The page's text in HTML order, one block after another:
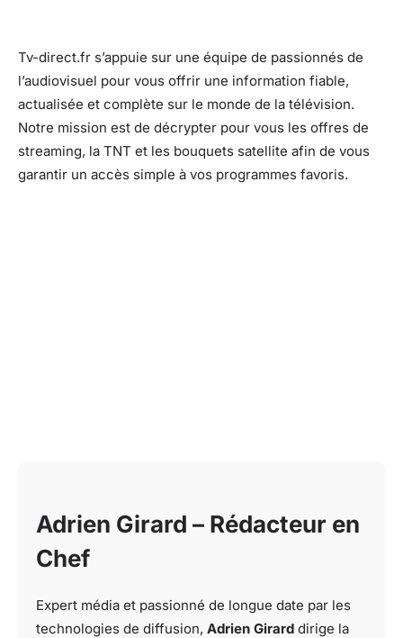
Tv-direct.fr s’appuie sur une équipe de passionnés de
l’audiovisuel pour vous offrir une information fiable,
actualisée et complète sur le monde de la télévision.
Notre mission est de décrypter pour vous les offres de
streaming, la TNT et les bouquets satellite afin de vous
garantir un accès simple à vos programmes favoris.
Adrien Girard – Rédacteur en
Chef
Expert média et passionné de longue date par les
technologies de diffusion, Adrien Girard dirige la